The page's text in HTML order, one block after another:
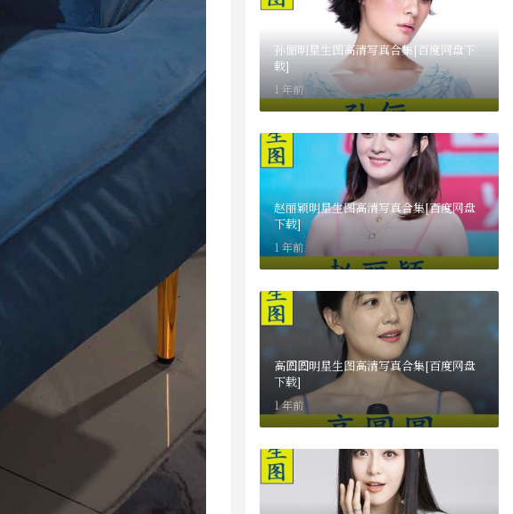
孙俪明星生图高清写真合集[百度网盘下
载]
1 年前
赵丽颖明星生图高清写真合集[百度网盘
下载]
1 年前
高圆圆明星生图高清写真合集[百度网盘
下载]
1 年前